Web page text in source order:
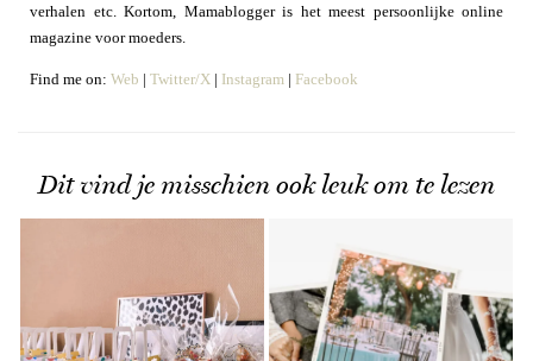
verhalen etc. Kortom, Mamablogger is het meest persoonlijke online
magazine voor moeders.
Find me on: Web | Twitter/X | Instagram | Facebook
Dit vind je misschien ook leuk om te lezen